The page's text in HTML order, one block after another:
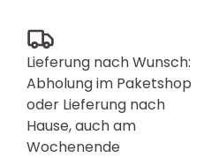
Lieferung nach Wunsch:
Abholung im Paketshop
oder Lieferung nach
Hause, auch am
Wochenende